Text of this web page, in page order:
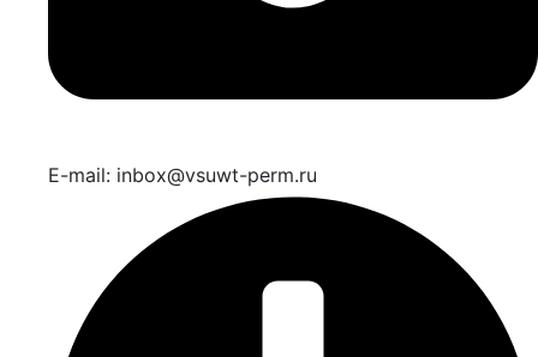
E-mail: inbox@vsuwt-perm.ru